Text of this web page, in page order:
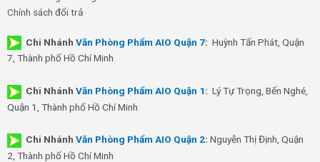
Chính sách đổi trả
Chi Nhánh Văn Phòng Phẩm AIO Quận 7: Huỳnh Tấn Phát, Quận
7, Thành phố Hồ Chí Minh
Chi Nhánh Văn Phòng Phẩm AIO Quận 1: Lý Tự Trọng, Bến Nghé,
Quận 1, Thành phố Hồ Chí Minh
Chi Nhánh Văn Phòng Phẩm AIO Quận 2: Nguyễn Thị Định, Quận
2, Thành phố Hồ Chí Minh